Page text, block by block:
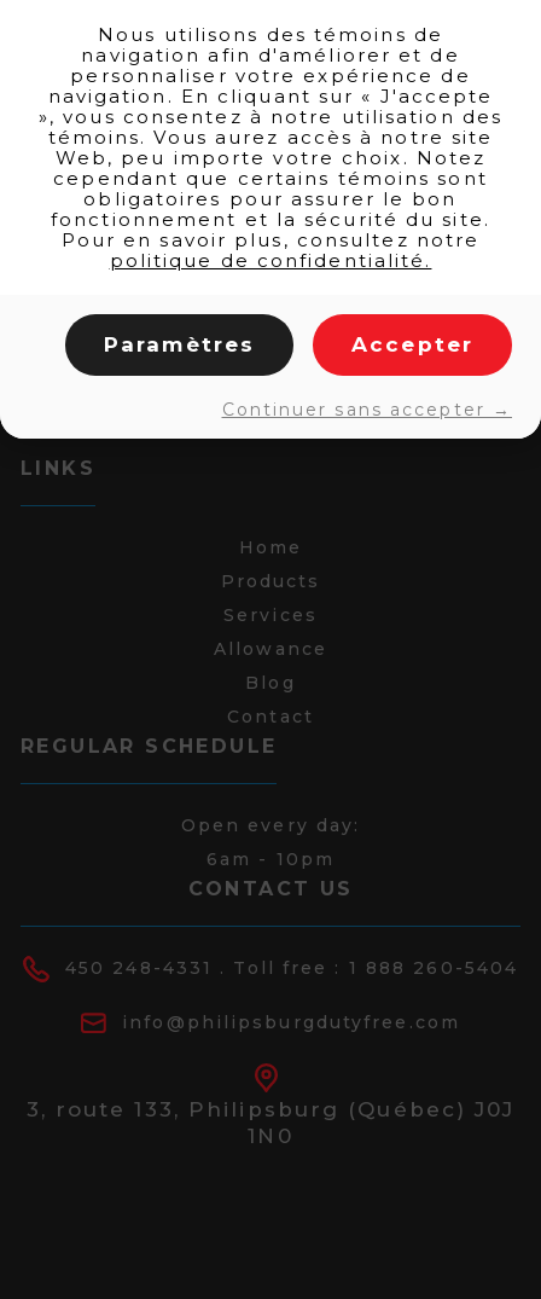
LINKS
Home
Products
Services
Allowance
Blog
Contact
REGULAR SCHEDULE
Open every day:
6am - 10pm
CONTACT US
450 248-4331 . Toll free : 1 888 260-5404
info@philipsburgdutyfree.com
3, route 133, Philipsburg (Québec) J0J
1N0
Nous utilisons des témoins de
navigation afin d'améliorer et de
personnaliser votre expérience de
navigation. En cliquant sur « J'accepte
», vous consentez à notre utilisation des
témoins. Vous aurez accès à notre site
Web, peu importe votre choix. Notez
cependant que certains témoins sont
obligatoires pour assurer le bon
fonctionnement et la sécurité du site.
Pour en savoir plus, consultez notre
politique de confidentialité.
Paramètres Accepter
Continuer sans accepter →